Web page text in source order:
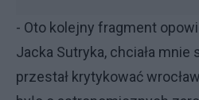
- Oto kolejny fragment
Jacka Sutryka, chciała
przestał krytykować